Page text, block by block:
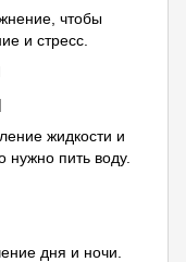
чтобы
и стресс.
жидкости и
нужно пить воду.
дня и ночи.